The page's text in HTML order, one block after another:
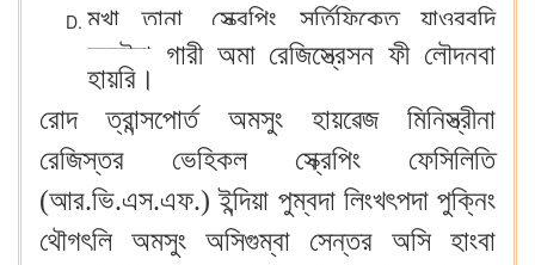
মখা তানা, স্ক্রেপিং সর্তিফিকেত য়াওরবদি
অনৌবা গারী অমা রেজিস্ত্রেসন ফী লৌদনবা
হায়রি।
রোদ ত্রান্সপোর্ত অমসুং হায়ৱেজ মিনিস্ত্রীনা
রেজিস্তর ভেহিকল স্ক্রেপিং ফেসিলিতি
(আর.ভি.এস.এফ.) ইন্দিয়া পুম্বদা লিংখৎপদা পুক্নিং
থৌগৎলি অমসুং অসিগুম্বা সেন্তর অসি হাংবা